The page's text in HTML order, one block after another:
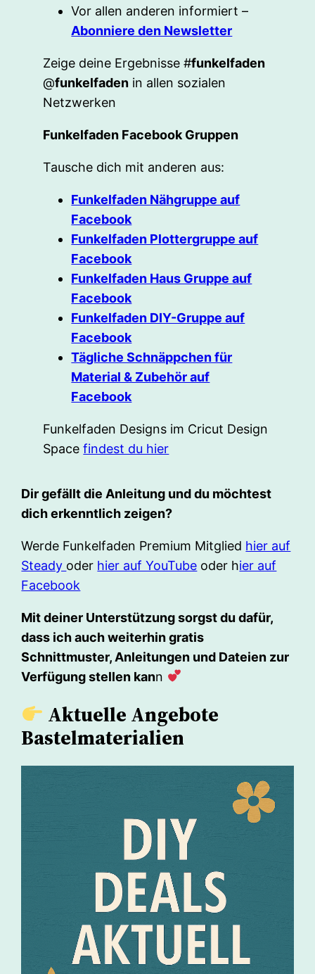
Vor allen anderen informiert –
Abonniere den Newsletter
Zeige deine Ergebnisse #funkelfaden
@funkelfaden in allen sozialen
Netzwerken
Funkelfaden Facebook Gruppen
Tausche dich mit anderen aus:
Funkelfaden Nähgruppe auf
Facebook
Funkelfaden Plottergruppe auf
Facebook
Funkelfaden Haus Gruppe auf
Facebook
Funkelfaden DIY-Gruppe auf
Facebook
Tägliche Schnäppchen für
Material & Zubehör auf
Facebook
Funkelfaden Designs im Cricut Design
Spacefindest du hier
Dir gefällt die Anleitung und du möchtest
dich erkenntlich zeigen?
Werde Funkelfaden Premium Mitglied hier auf
Steady oder hier auf YouTube oder hier auf
Facebook
Mit deiner Unterstützung sorgst du dafür,
dass ich auch weiterhin gratis
Schnittmuster, Anleitungen und Dateien zur
Verfügung stellen kann
Aktuelle Angebote
Bastelmaterialien